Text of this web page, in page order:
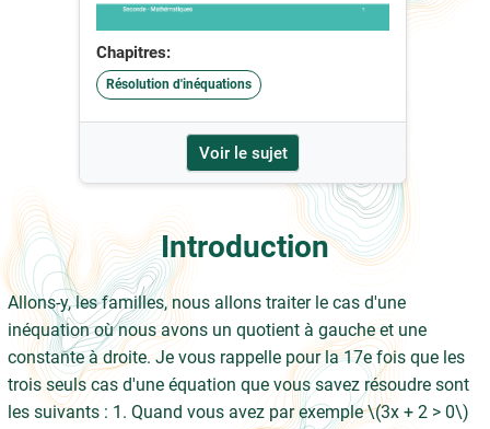
Chapitres:
Résolution d'inéquations
Voir le sujet
Introduction
Allons-y, les familles, nous allons traiter le cas d'une
inéquation où nous avons un quotient à gauche et une
constante à droite. Je vous rappelle pour la 17e fois que les
trois seuls cas d'une équation que vous savez résoudre sont
les suivants : 1. Quand vous avez par exemple \(3x + 2 > 0\)